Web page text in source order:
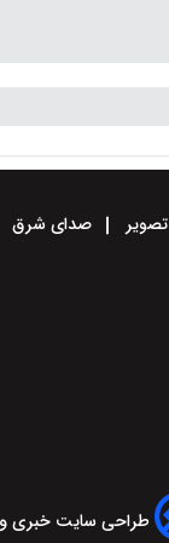
تصویر صدای شرق
طراحی سایت خبری و